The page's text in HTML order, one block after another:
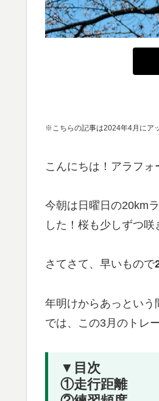
※こちらの記事は2024年4月にア
こんにちは！アラフォ
今朝は日曜日の20km
した！桜も少しずつ咲
さてさて、早いもので
年明けからあっとい
では、この3月のトレ
▼目次
①走行距離